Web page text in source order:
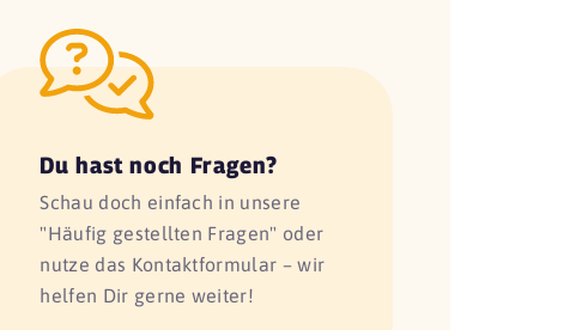
Du hast noch Fragen?
Schau doch einfach in unsere
"Häufig gestellten Fragen" oder
nutze das Kontaktformular – wir
helfen Dir gerne weiter!